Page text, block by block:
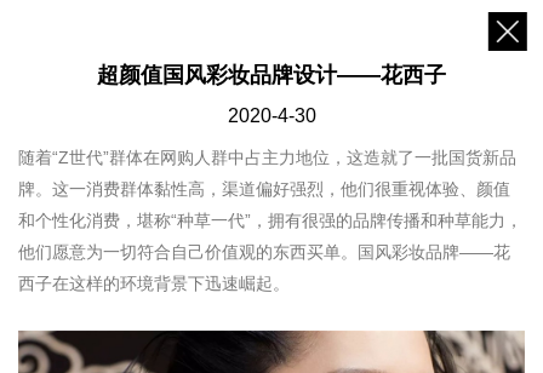
超颜值国风彩妆品牌设计——花西子
2020-4-30
随着“Z世代”群体在网购人群中占主力地位，这造就了一批国货新品
牌。这一消费群体黏性高，渠道偏好强烈，他们很重视体验、颜值
和个性化消费，堪称“种草一代”，拥有很强的品牌传播和种草能力，
他们愿意为一切符合自己价值观的东西买单。国风彩妆品牌——花
西子在这样的环境背景下迅速崛起。